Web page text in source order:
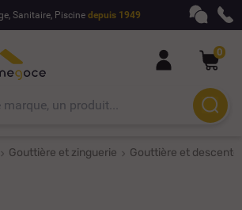
Sanitaire, Piscine depuis 1949
0
Gouttière et zinguerie Gouttière et descente